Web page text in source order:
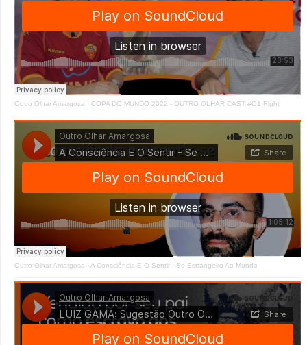
Outro Olhar Amargosa · COPA DO MUNDO 2022 - OUTRO OLHAR CAST #O1 Right
Outro Olhar Amargosa · A Consciência E O Sentir - Se Estrangeiro Ao Mundo